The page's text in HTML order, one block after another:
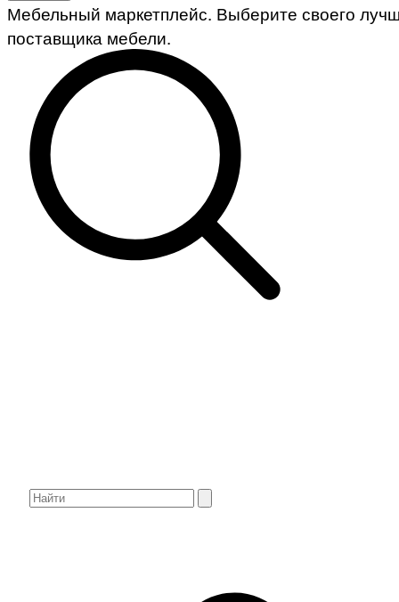
Мебельный маркетплейс. Выберите своего
поставщика мебели.